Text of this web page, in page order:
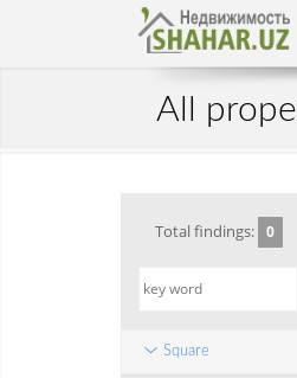
All
Total findings: 0
Square